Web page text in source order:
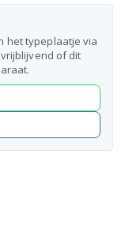
het typeplaatje via
of dit